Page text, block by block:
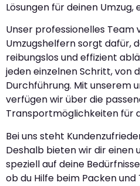
Lösungen für deinen Umzug,
Unser professionelles Team
Umzugshelfern sorgt dafür,
reibungslos und effizient
jeden einzelnen Schritt, von
Durchführung. Mit unserem
verfügen wir über die
Transportmöglichkeiten für
Bei uns steht
Deshalb bieten wir dir einen
speziell auf deine
ob du Hilfe beim Packen